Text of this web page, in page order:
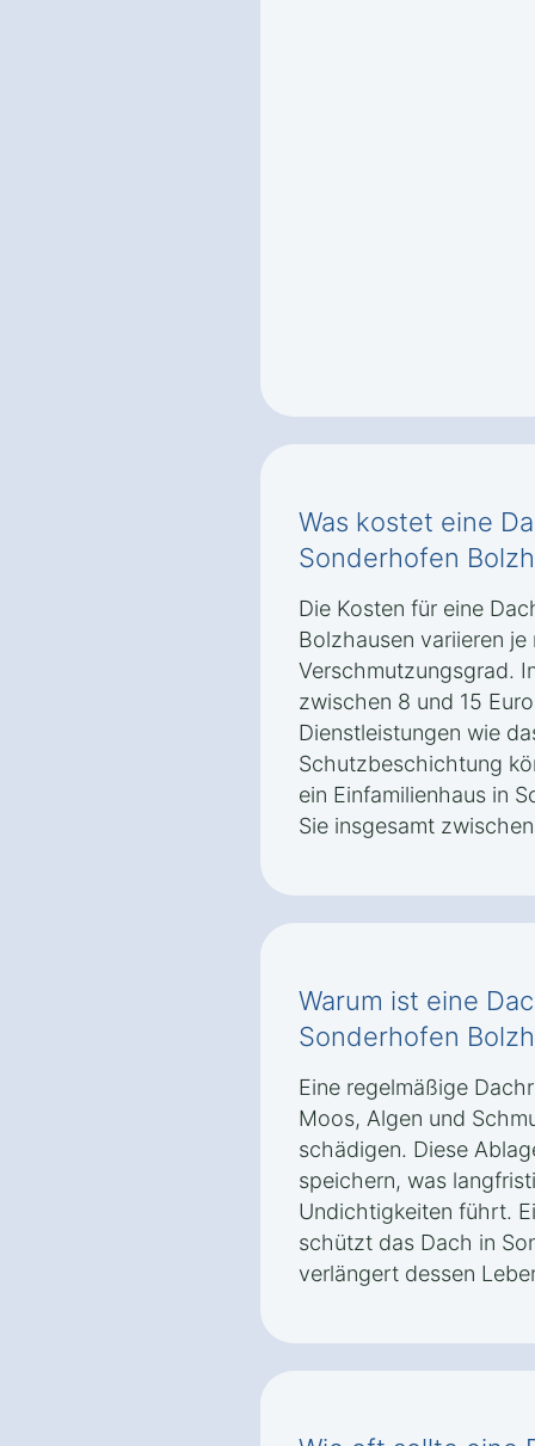
Was kostet eine
Sonderhofen
Die Kosten für eine
Bolzhausen variieren
Verschmutzungsgrad.
zwischen 8 und 15
Dienstleistungen wie
Schutzbeschichtung
ein Einfamilienhaus in
Sie insgesamt
Warum ist eine
Sonderhofen
Eine regelmäßige
Moos, Algen und
schädigen. Diese
speichern, was
Undichtigkeiten führt.
schützt das Dach in
verlängert dessen